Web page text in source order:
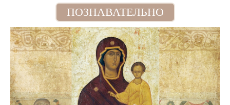
ПОЗНАВАТЕЛЬНО